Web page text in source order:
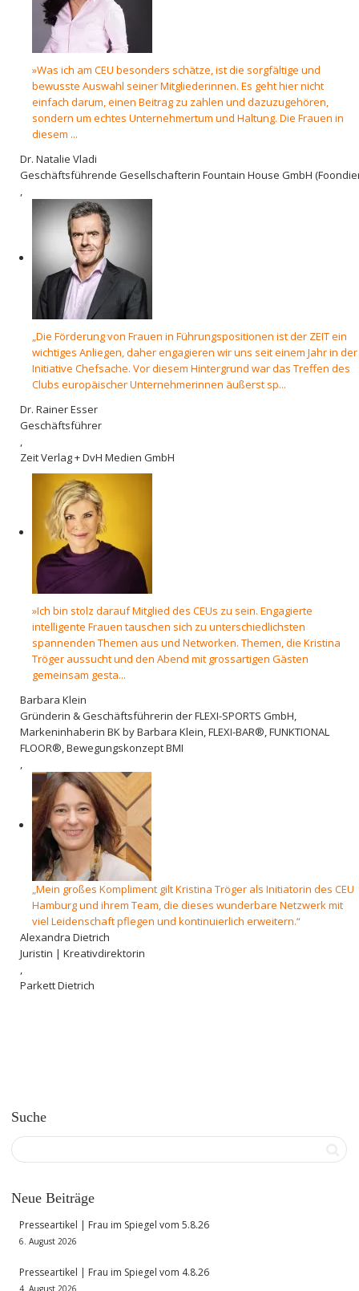
»Was ich am CEU besonders schätze, ist die sorgfältige und
bewusste Auswahl seiner Mitgliederinnen. Es geht hier nicht
einfach darum, einen Beitrag zu zahlen und dazuzugehören,
sondern um echtes Unternehmertum und Haltung. Die Frauen in
diesem ...
Dr. Natalie Vladi
Geschäftsführende Gesellschafterin Fountain House GmbH
,
„Die Förderung von Frauen in Führungspositionen ist der ZEIT ein
wichtiges Anliegen, daher engagieren wir uns seit einem Jahr in der
Initiative Chefsache. Vor diesem Hintergrund war das Treffen des
Clubs europäischer Unternehmerinnen äußerst sp...
Dr. Rainer Esser
Geschäftsführer
,
Zeit Verlag + DvH Medien GmbH
»Ich bin stolz darauf Mitglied des CEUs zu sein. Engagierte
intelligente Frauen tauschen sich zu unterschiedlichsten
spannenden Themen aus und Networken. Themen, die Kristina
Tröger aussucht und den Abend mit grossartigen Gästen
gemeinsam gesta...
Barbara Klein
Gründerin & Geschäftsführerin der FLEXI-SPORTS GmbH,
Markeninhaberin BK by Barbara Klein, FLEXI-BAR®, FUNKTIONAL
FLOOR®, Bewegungskonzept BMI
,
„Mein großes Kompliment gilt Kristina Tröger als Initiatorin des CEU
Hamburg und ihrem Team, die dieses wunderbare Netzwerk mit
viel Leidenschaft pflegen und kontinuierlich erweitern.“
Alexandra Dietrich
Juristin | Kreativdirektorin
,
Parkett Dietrich
Suche
Neue Beiträge
Presseartikel | Frau im Spiegel vom 5.8.26
6. August 2026
Presseartikel | Frau im Spiegel vom 4.8.26
4. August 2026